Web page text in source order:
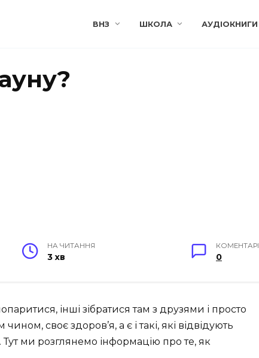
ВНЗ ШКОЛА АУДІОКНИГИ
НА ЧИТАННЯ
3 хв
КОМЕНТАРІ
0
інші зібратися там з друзями і просто
своє здоров’я, а є і такі, які відвідують
Тут ми розглянемо інформацію про те, як